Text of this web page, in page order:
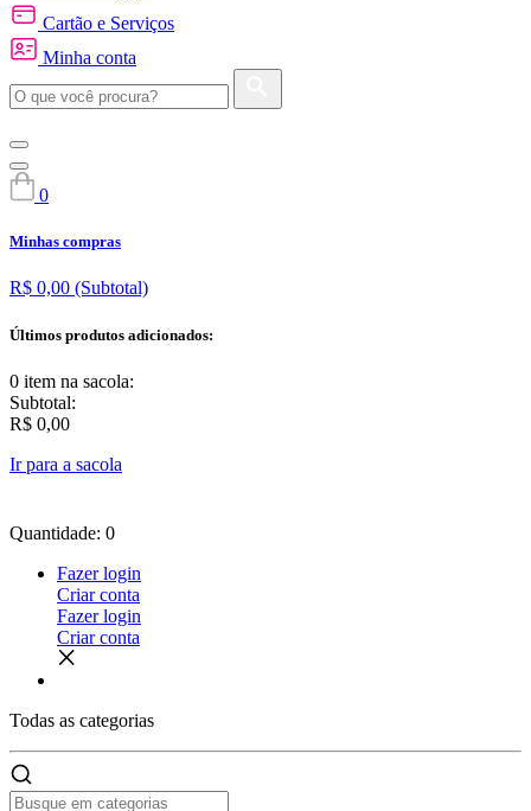
Cartão e Serviços
Minha conta
0
Minhas compras
R$ 0,00 (Subtotal)
Últimos produtos adicionados:
0 item na sacola:
Subtotal:
R$ 0,00
Ir para a sacola
Quantidade: 0
Fazer login
Criar conta
Fazer login
Criar conta
Todas as categorias